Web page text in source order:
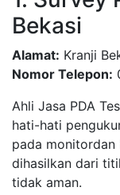
Bekasi
Alamat: Kranji
Nomor Telepon:
Ahli Jasa PDA
hati-hati
pada monitordan
dihasilkan dari
tidak aman.